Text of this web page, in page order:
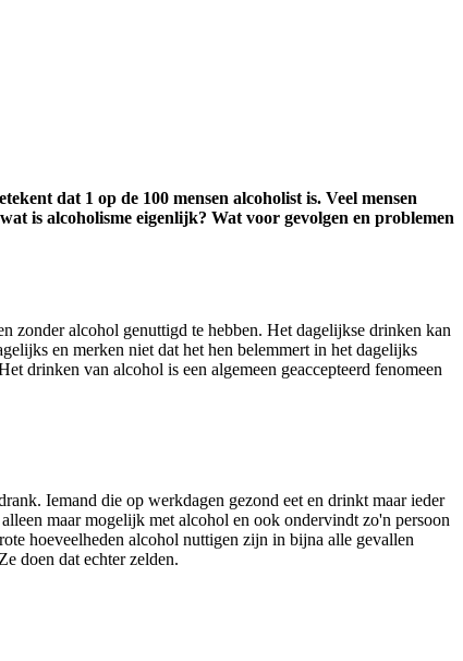
dat 1 op de 100 mensen alcoholist is. Veel mensen
is alcoholisme eigenlijk? Wat voor gevolgen en problemen
zonder alcohol genuttigd te hebben. Het dagelijkse drinken kan
en merken niet dat het hen belemmert in het dagelijks
drinken van alcohol is een algemeen geaccepteerd fenomeen
Iemand die op werkdagen gezond eet en drinkt maar ieder
maar mogelijk met alcohol en ook ondervindt zo'n persoon
hoeveelheden alcohol nuttigen zijn in bijna alle gevallen
doen dat echter zelden.